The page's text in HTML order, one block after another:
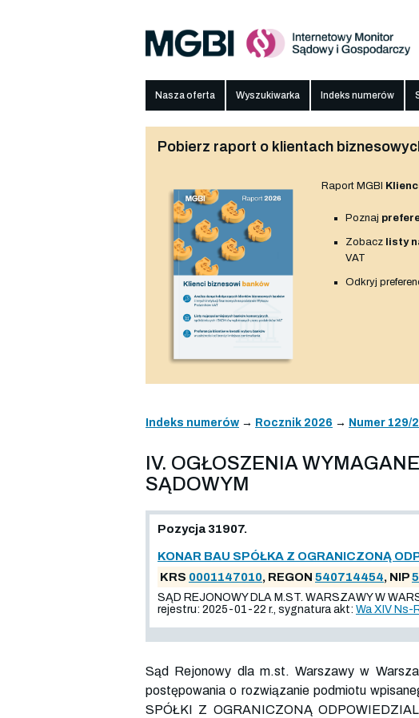
Nasza oferta Wyszukiwarka Indeks numerów
Pobierz raport o klientach
Raport MGBI
Poznaj
Zobacz listy
VAT
Odkryj
Indeks numerów → Rocznik 2026 → Numer 129/
IV. OGŁOSZENIA
SĄDOWYM
Pozycja 31907.
KONAR BAU SPÓŁKA Z OGRANICZONĄ
KRS 0001147010, REGON 540714454, NIP
SĄD REJONOWY DLA M.ST. WARSZAWY W
rejestru: 2025-01-22 r., sygnatura akt: Wa XIV Ns-
Sąd Rejonowy dla m.st. Warszawy w
postępowania o rozwiązanie podmiotu
SPÓŁKI Z OGRANICZONĄ